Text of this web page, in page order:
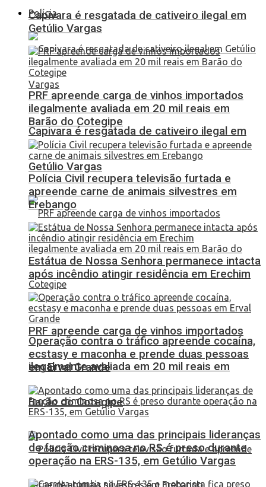
Polícia
Capivara é resgatada de cativeiro ilegal em
Getúlio Vargas
PRF apreende carga de vinhos importados
ilegalmente avaliada em 20 mil reais em
Barão do Cotegipe
Capivara é resgatada de cativeiro ilegal em
Getúlio Vargas
PRF apreende carga de vinhos importados
ilegalmente avaliada em 20 mil reais em
Barão do Cotegipe
Polícia Civil recupera televisão furtada e
apreende carne de animais silvestres em
Erebango
Estátua de Nossa Senhora permanece intacta
após incêndio atingir residência em Erechim
Operação contra o tráfico apreende cocaína,
ecstasy e maconha e prende duas pessoas
em Erval Grande
Apontado como uma das principais lideranças
de facção criminosa no RS é preso durante
operação na ERS-135, em Getúlio Vargas